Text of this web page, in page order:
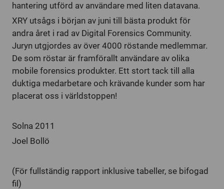
hantering utförd av användare med liten datavana.
XRY utsågs i början av juni till bästa produkt för
andra året i rad av Digital Forensics Community.
Juryn utgjordes av över 4000 röstande medlemmar.
De som röstar är framförallt användare av olika
mobile forensics produkter. Ett stort tack till alla
duktiga medarbetare och krävande kunder som har
placerat oss i världstoppen!
Solna 2011
Joel Bollö
(För fullständig rapport inklusive tabeller, se bifogad
fil)